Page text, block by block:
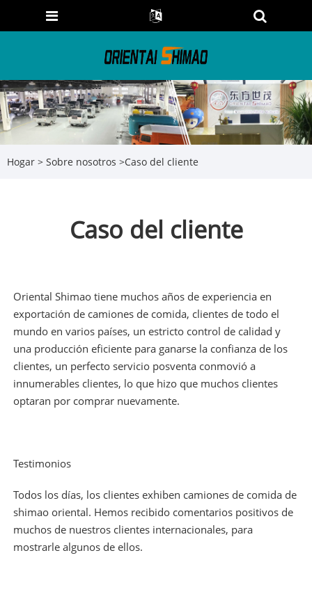
Hogar > Sobre nosotros >Caso del cliente
Caso del cliente
Oriental Shimao tiene muchos años de experiencia en
exportación de camiones de comida, clientes de todo el
mundo en varios países, un estricto control de calidad y
una producción eficiente para ganarse la confianza de los
clientes, un perfecto servicio posventa conmovió a
innumerables clientes, lo que hizo que muchos clientes
optaran por comprar nuevamente.
Testimonios
Todos los días, los clientes exhiben camiones de comida de
shimao oriental. Hemos recibido comentarios positivos de
muchos de nuestros clientes internacionales, para
mostrarle algunos de ellos.